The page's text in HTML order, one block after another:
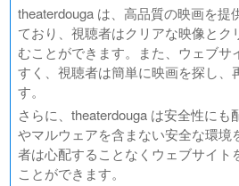
theaterdouga は、高品質の映画を提
ており、視聴者はクリアな映像とク
むことができます。また、ウェブサ
すく、視聴者は簡単に映画を探し、
す。
さらに、theaterdouga は安全性にも
やマルウェアを含まない安全な環境
者は心配することなくウェブサイト
ことができます。